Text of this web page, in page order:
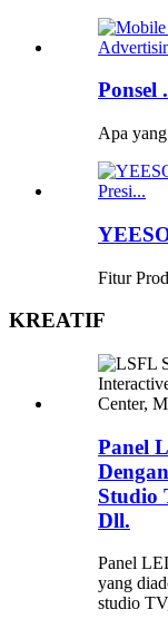
Ponsel
Apa
Fitur
KREATIF
Panel
Studio
Dll.
Panel
yang
studio